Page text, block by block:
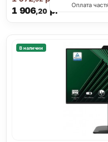
1 906,20 р.
Оплата
В наличии